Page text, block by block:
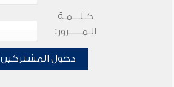
كـلـــمـة
الـمـــــرور:
دخول المشتركين